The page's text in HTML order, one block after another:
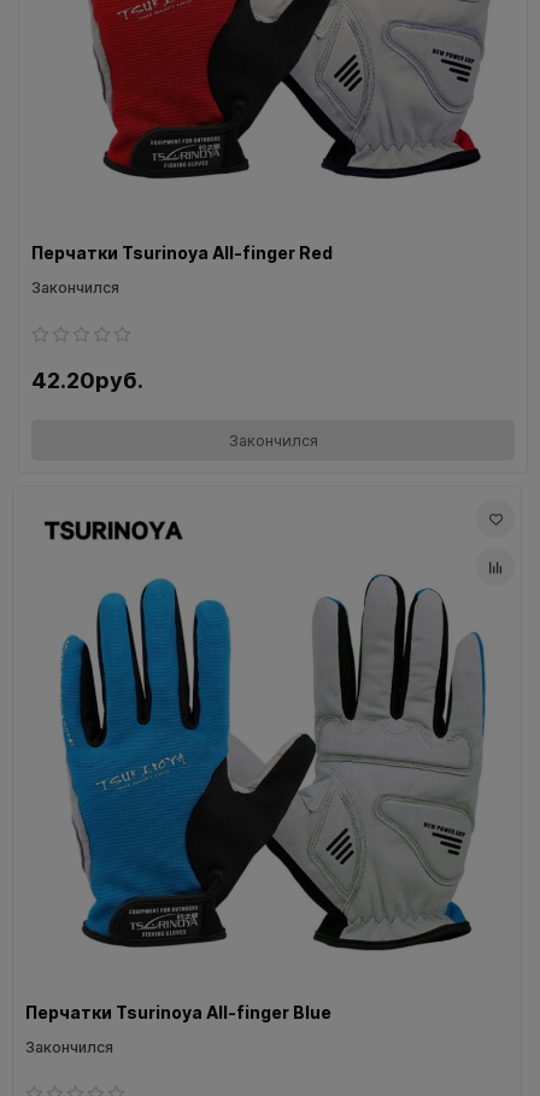
Перчатки Tsurinoya All-finger Red
Закончился
42.20руб.
Закончился
Перчатки Tsurinoya All-finger Blue
Закончился